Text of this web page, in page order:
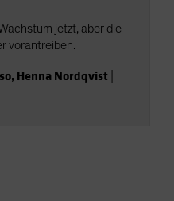
jetzt, aber die
vorantreiben.
, Henna Nordqvist